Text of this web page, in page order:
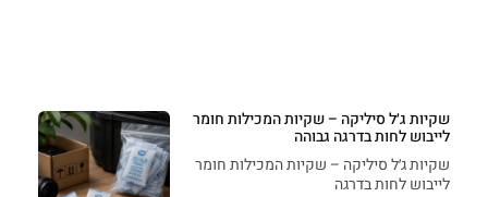
שקיות ג׳ל סיליקה – שקיות המכילות חומר
לייבוש לחות בדרגה גבוהה
שקיות ג׳ל סיליקה – שקיות המכילות חומר
לייבוש לחות בדרגה